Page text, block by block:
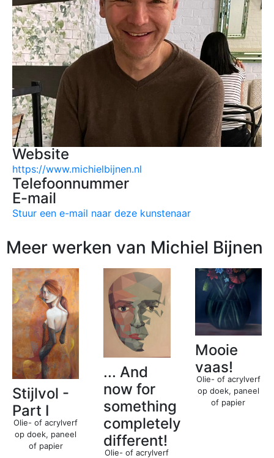
Website
https://www.michielbijnen.nl
Telefoonnummer
E-mail
Stuur een e-mail naar deze kunstenaar
Meer werken van Michiel Bijnen
Stijlvol -
Part I
Olie- of acrylverf
op doek, paneel
of papier
... And
now for
something
completely
different!
Olie- of acrylverf
Mooie
vaas!
Olie- of acrylverf
op doek, paneel
of papier